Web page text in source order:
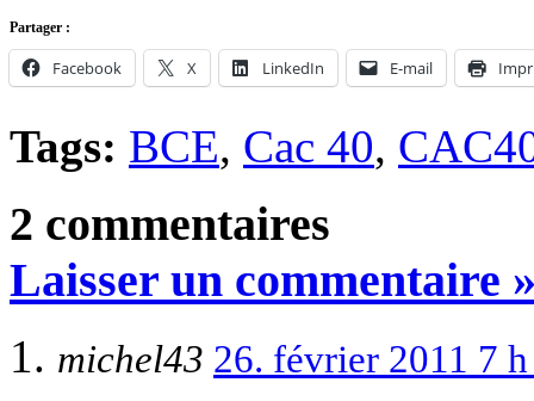
Partager :
Facebook X LinkedIn E-mail
Tags: BCE, Cac 40,
2 commentaires
Laisser un commentaire
michel43 26. février 2011 7